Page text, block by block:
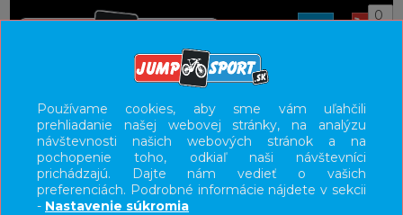
0
KROSOVÉ/ TREKINGOVÉ/ FITNES BICYKLE
UŽÍVATEĽSKÝ PANEL
KATEGÓRIE
Používame cookies, aby sme vám uľahčili
prehliadanie našej webovej stránky, na analýzu
návštevnosti našich webových stránok a na
pochopenie toho, odkiaľ naši návštevníci
prichádzajú. Dajte nám vedieť o vašich
preferenciách. Podrobné informácie nájdete v sekcii
- Nastavenie súkromia